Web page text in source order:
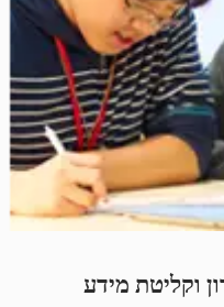
וקליטת מידע